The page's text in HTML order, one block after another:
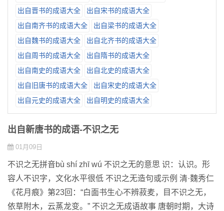
出自晋书的成语大全
出自宋书的成语大全
出自南齐书的成语大全
出自梁书的成语大全
出自魏书的成语大全
出自北齐书的成语大全
出自周书的成语大全
出自隋书的成语大全
出自南史的成语大全
出自北史的成语大全
出自旧唐书的成语大全
出自宋史的成语大全
出自元史的成语大全
出自明史的成语大全
出自新唐书的成语-不识之无
01月09日
不识之无拼音bù shí zhī wú 不识之无的意思 识：认识。形
容人不识字，文化水平很低 不识之无造句或示例 清·魏秀仁
《花月痕》第23回：“白面书生心不辨菽麦，目不识之无，
依草附木，云蒸龙变。” 不识之无成语故事 唐朝时期，大诗